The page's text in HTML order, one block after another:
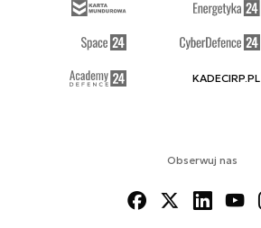
Obserwuj nas
KADECIRP.PL